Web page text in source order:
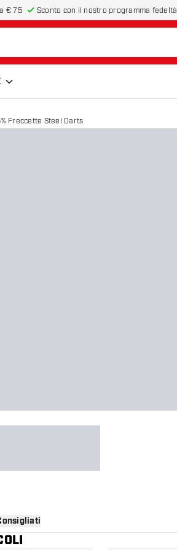
€ 75 Sconto con il nostro programma fedeltà
Freccette Steel Darts